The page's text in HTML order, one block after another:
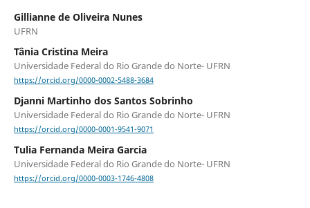
Gillianne de Oliveira Nunes
UFRN
Tânia Cristina Meira
Universidade Federal do Rio Grande do Norte- UFRN
https://orcid.org/0000-0002-5488-3684
Djanni Martinho dos Santos Sobrinho
Universidade Federal do Rio Grande do Norte- UFRN
https://orcid.org/0000-0001-9541-9071
Tulia Fernanda Meira Garcia
Universidade Federal do Rio Grande do Norte- UFRN
https://orcid.org/0000-0003-1746-4808